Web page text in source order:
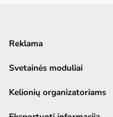
Reklama
Svetainės moduliai
Kelionių organizatoriams